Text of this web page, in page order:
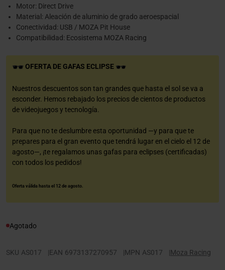
Motor: Direct Drive
Material: Aleación de aluminio de grado aeroespacial
Conectividad: USB / MOZA Pit House
Compatibilidad: Ecosistema MOZA Racing
OFERTA DE GAFAS ECLIPSE
Nuestros descuentos son tan grandes que hasta el sol se va a
esconder. Hemos rebajado los precios de cientos de productos
de videojuegos y tecnología.
Para que no te deslumbre esta oportunidad —y para que te
prepares para el gran evento que tendrá lugar en el cielo el 12 de
agosto—, ¡te regalamos unas gafas para eclipses (certificadas)
con todos los pedidos!
Oferta válida hasta el 12 de agosto.
Agotado
SKU AS017 |EAN 6973137270957 |MPN AS017 |Moza Racing